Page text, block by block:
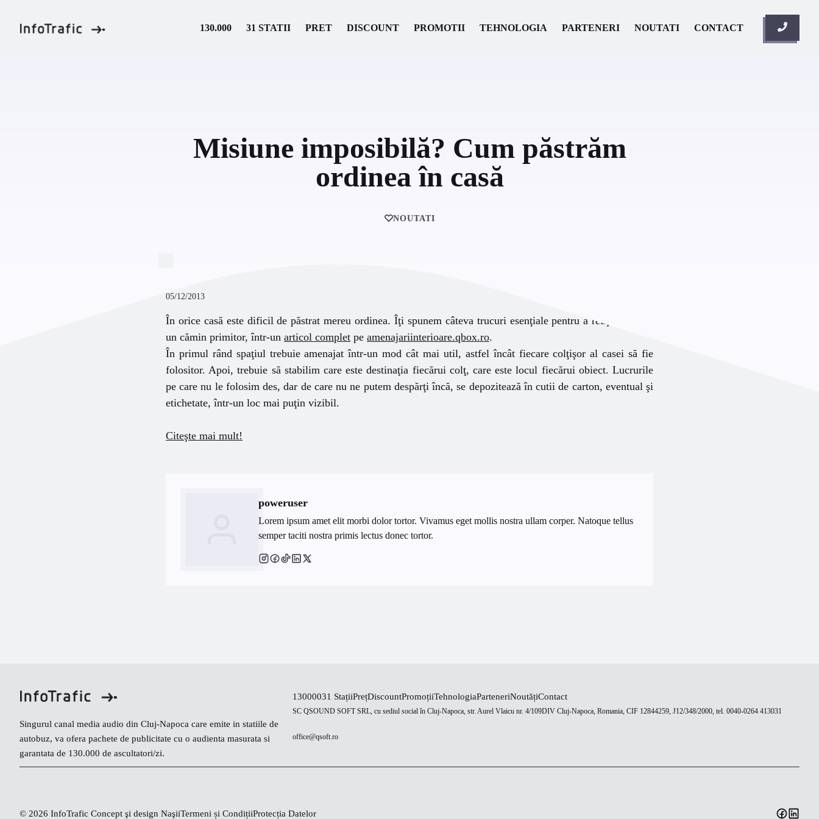
130.000 31 STATII PRET DISCOUNT PROMOTII TEHNOLOGIA PARTENERI NOUTATI CONTACT
Misiune imposibilă? Cum păstrăm
ordinea în casă
NOUTATI
05/12/2013
În orice casă este dificil de păstrat mereu ordinea. Îţi spunem câteva trucuri esenţiale pentru a reuşi să avem
un cămin primitor, într-un articol complet pe amenajariinterioare.qbox.ro.
În primul rând spaţiul trebuie amenajat într-un mod cât mai util, astfel încât fiecare colţişor al casei să fie
folositor. Apoi, trebuie să stabilim care este destinaţia fiecărui colţ, care este locul fiecărui obiect. Lucrurile
pe care nu le folosim des, dar de care nu ne putem despărţi încă, se depozitează în cutii de carton, eventual şi
etichetate, într-un loc mai puţin vizibil.
Citeşte mai mult!
poweruser
Lorem ipsum amet elit morbi dolor tortor. Vivamus eget mollis nostra ullam corper. Natoque tellus
semper taciti nostra primis lectus donec tortor.
Singurul canal media audio din Cluj-Napoca care emite in statiile de
autobuz, va ofera pachete de publicitate cu o audienta masurata si
garantata de 130.000 de ascultatori/zi.
13000031 StațiiPrețDiscountPromoțiiTehnologiaParteneriNoutățiContact
SC QSOUND SOFT SRL, cu sediul social în Cluj-Napoca, str. Aurel Vlaicu nr. 4/109DIV Cluj-Napoca, Romania, CIF 12844259, J12/348/2000, tel. 0040-0264 413031
office@qsoft.ro
© 2026 InfoTrafic Concept şi design NaşiiTermeni și CondițiiProtecția Datelor